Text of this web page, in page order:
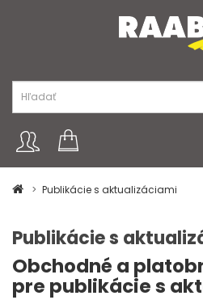
Publikácie s aktualizáciami
Publikácie s
Obchodné a
pre publikácie s